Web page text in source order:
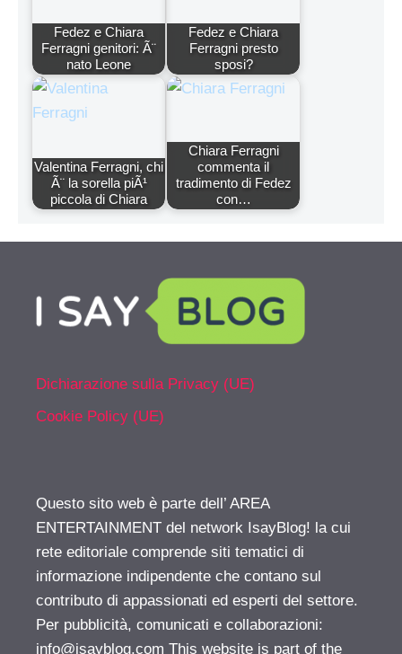
Fedez e Chiara
Ferragni genitori: Ã¨
nato Leone
Fedez e Chiara
Ferragni presto
sposi?
Valentina Ferragni, chi
Ã¨ la sorella piÃ¹
piccola di Chiara
Chiara Ferragni
commenta il
tradimento di Fedez
con…
Dichiarazione sulla Privacy (UE)
Cookie Policy (UE)
Questo sito web è parte dell’ AREA
ENTERTAINMENT del network IsayBlog! la cui
rete editoriale comprende siti tematici di
informazione indipendente che contano sul
contributo di appassionati ed esperti del settore.
Per pubblicità, comunicati e collaborazioni:
info@isayblog.com This website is part of the